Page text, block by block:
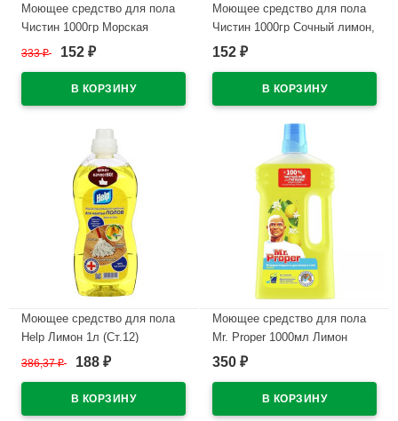
Моющее средство для пола
Чистин 1000гр Морская
волна, антимикроб. эффект
333₽ 152 ₽
Моющее средство для пола
Чистин 1000гр Сочный лимон,
антимикроб. эффект
152 ₽
Моющее средство для пола
Help Лимон 1л (Ст.12)
В наличии
386,37₽ 188 ₽
Моющее средство для пола
Mr. Proper 1000мл Лимон
В наличии
350 ₽